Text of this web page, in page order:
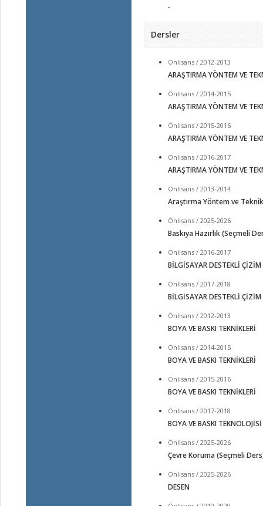
-
Dersler
Önlisans / 2012-2013
ARAŞTIRMA YÖNTEM VE
Önlisans / 2014-2015
ARAŞTIRMA YÖNTEM VE
Önlisans / 2015-2016
ARAŞTIRMA YÖNTEM VE
Önlisans / 2016-2017
ARAŞTIRMA YÖNTEM VE
Önlisans / 2013-2014
Araştırma Yöntem ve
Önlisans / 2025-2026
Baskıya Hazırlık (Seçmeli
Önlisans / 2016-2017
BİLGİSAYAR DESTEKLİ ÇİZİM
Önlisans / 2017-2018
BİLGİSAYAR DESTEKLİ ÇİZİM
Önlisans / 2012-2013
BOYA VE BASKI TEKNİKLERİ
Önlisans / 2014-2015
BOYA VE BASKI TEKNİKLERİ
Önlisans / 2015-2016
BOYA VE BASKI TEKNİKLERİ
Önlisans / 2017-2018
BOYA VE BASKI TEKNOLOJİSİ
Önlisans / 2025-2026
Çevre Koruma (Seçmeli
Önlisans / 2025-2026
DESEN